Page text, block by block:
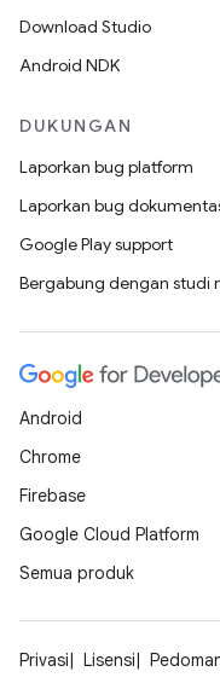
Download Studio
Android NDK
DUKUNGAN
Laporkan bug platform
Laporkan bug
Google Play support
Bergabung dengan studi
Android
Chrome
Firebase
Google Cloud Platform
Semua produk
Privasi Lisensi